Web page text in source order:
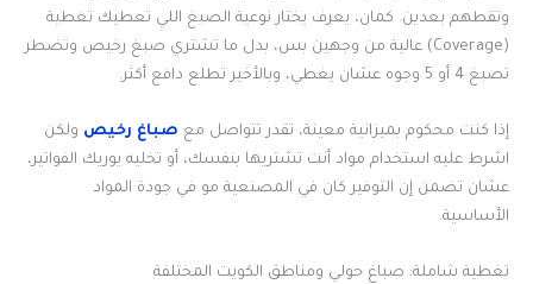
وتقطهم بعدين. كمان، يعرف يختار نوعية الصبغ اللي تعطيك تغطية
(Coverage) عالية من وجهين بس، بدل ما تشتري صبغ رخيص وتضطر
تصبغ 4 أو 5 وجوه عشان يغطي، وبالأخير تطلع دافع أكثر.
إذا كنت محكوم بميزانية معينة، تقدر تتواصل مع صباغ رخيص ولكن
اشرط عليه استخدام مواد أنت تشتريها بنفسك، أو تخليه يوريك الفواتير،
عشان تضمن إن التوفير كان في المصنعية مو في جودة المواد
الأساسية.
تغطية شاملة: صباغ حولي ومناطق الكويت المختلفة